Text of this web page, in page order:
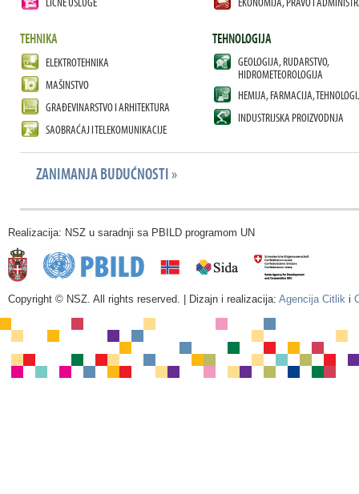
LIČNE USLUGE
EKONOMIJA, PRAVO I
TEHNIKA
ELEKTROTEHNIKA
MAŠINSTVO
GRAĐEVINARSTVO I ARHITEKTURA
SAOBRAĆAJ I TELEKOMUNIKACIJE
TEHNOLOGIJA
GEOLOGIJA, RUDARSTVO,
HIDROMETEOROLOGIJA
HEMIJA, FARMACIJA,
INDUSTRIJSKA PROIZVODNJA
ZANIMANJA BUDUĆNOSTI»
Realizacija: NSZ u saradnji sa PBILD programom UN
Copyright © NSZ. All rights reserved. | Dizajn i realizacija: Agencija Citlik i